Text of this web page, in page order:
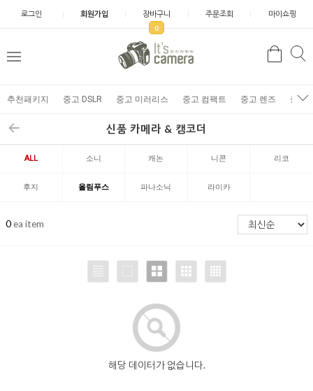
로그인 회원가입 장바구니
0
주문조회 마이쇼핑
추천패키지 중고 DSLR 중고 미러리스 중고 컴팩트 중고 렌즈 중고
신품 카메라 & 캠코더
ALL 소니 캐논 니콘 리코
후지 올림푸스 파나소닉 라이카
0ea item
해당 데이터가 없습니다.